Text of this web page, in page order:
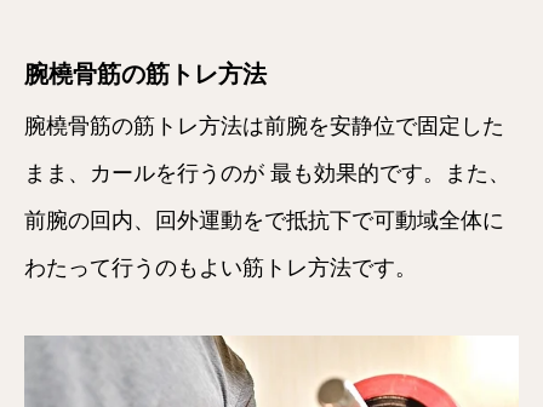
腕橈骨筋の筋トレ方法
腕橈骨筋の筋トレ方法は前腕を安静位で固定した
まま、カールを行うのが 最も効果的です。また、
前腕の回内、回外運動をで抵抗下で可動域全体に
わたって行うのもよい筋トレ方法です。